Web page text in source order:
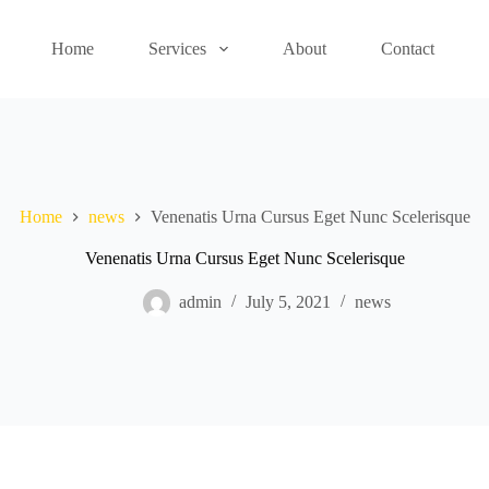
Home Services About Contact
Home news Venenatis Urna Cursus Eget Nunc Scelerisque
Venenatis Urna Cursus Eget Nunc Scelerisque
admin July 5, 2021 news